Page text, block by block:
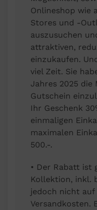
Onlineshop wie
Stores und -
auszusuchen
attraktiven,
einzukaufen.
viel Zeit. Sie
Jahres 2025 die
Gutschein
Ihr Geschenk
einmaligen
maximalen
500.-.
• Der Rabatt ist
Kollektion, inkl.
jedoch nicht auf
Versandkosten.